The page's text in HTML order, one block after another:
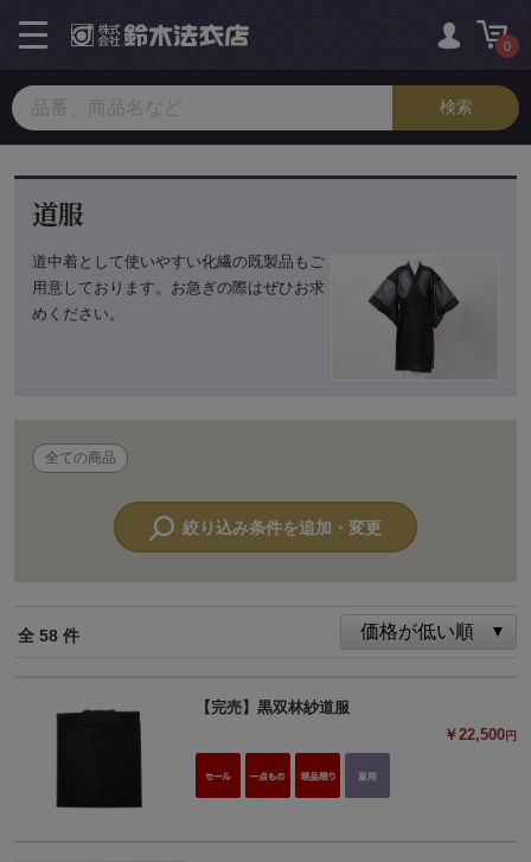
0
toggle
navigation
道服
道中着として使いやすい化繊の既製品もご
用意しております。お急ぎの際はぜひお求
めください。
全ての商品
絞り込み条件を追加・変更
全 58 件
【完売】黒双林紗道服
￥22,500円